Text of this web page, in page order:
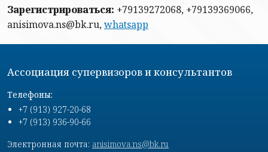
Зарегистрироваться: +79139272068, +79139369066,
anisimova.ns@bk.ru,whatsapp
Ассоциация супервизоров и консультантов
Телефоны:
+7 (913) 927-20-68
+7 (913) 936-90-66
Электронная почта: anisimova.ns@bk.ru